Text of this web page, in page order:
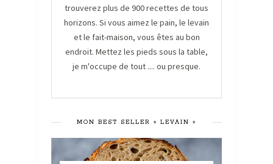
trouverez plus de 900 recettes de tous
horizons. Si vous aimez le pain, le levain
et le fait-maison, vous êtes au bon
endroit. Mettez les pieds sous la table,
je m'occupe de tout .... ou presque.
MON BEST SELLER « LEVAIN »